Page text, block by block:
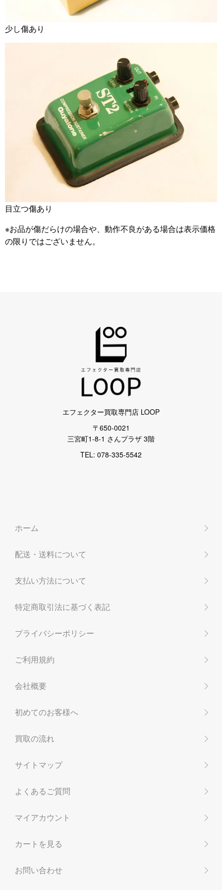
少し傷あり
目立つ傷あり
※お品が傷だらけの場合や、動作不良がある場合は表示価格
の限りではございません。
エフェクター買取専門店 LOOP
〒650-0021
三宮町1-8-1 さんプラザ 3階
TEL: 078-335-5542
ホーム
配送・送料について
支払い方法について
特定商取引法に基づく表記
プライバシーポリシー
ご利用規約
会社概要
初めてのお客様へ
買取の流れ
サイトマップ
よくあるご質問
マイアカウント
カートを見る
お問い合わせ